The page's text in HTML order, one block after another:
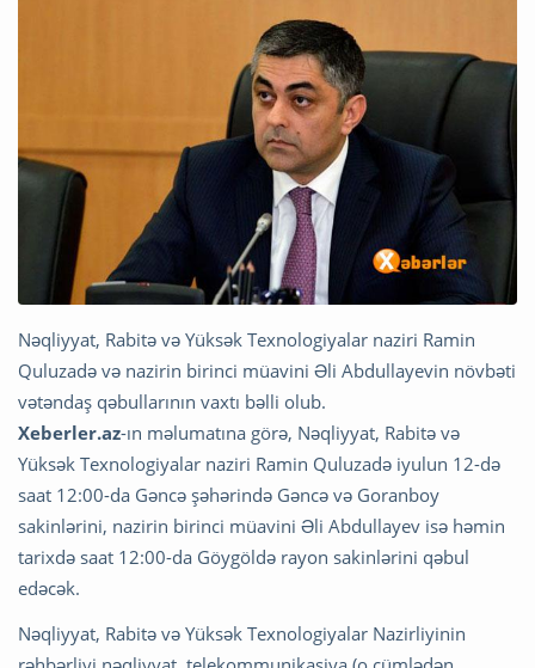
Nəqliyyat, Rabitə və Yüksək Texnologiyalar naziri Ramin
Quluzadə və nazirin birinci müavini Əli Abdullayevin növbəti
vətəndaş qəbullarının vaxtı bəlli olub.
Xeberler.az-ın məlumatına görə, Nəqliyyat, Rabitə və
Yüksək Texnologiyalar naziri Ramin Quluzadə iyulun 12-də
saat 12:00-da Gəncə şəhərində Gəncə və Goranboy
sakinlərini, nazirin birinci müavini Əli Abdullayev isə həmin
tarixdə saat 12:00-da Göygöldə rayon sakinlərini qəbul
edəcək.
Nəqliyyat, Rabitə və Yüksək Texnologiyalar Nazirliyinin